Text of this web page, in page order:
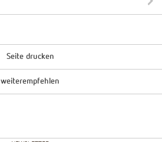
Seite drucken
weiterempfehlen